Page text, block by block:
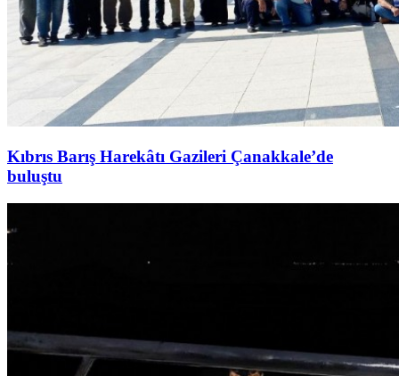
Kıbrıs Barış Harekâtı Gazileri Çanakkale’de
buluştu